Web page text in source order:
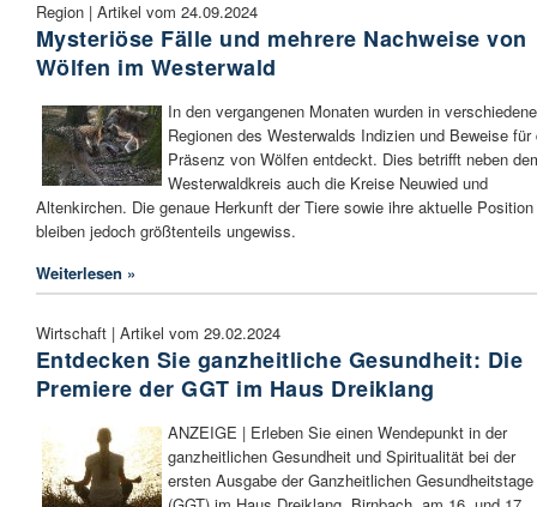
Region | Artikel vom 24.09.2024
Mysteriöse Fälle und mehrere Nachweise von
Wölfen im Westerwald
In den vergangenen Monaten wurden in
Regionen des Westerwalds Indizien und Beweise für
Präsenz von Wölfen entdeckt. Dies betrifft neben
Westerwaldkreis auch die Kreise Neuwied und
Altenkirchen. Die genaue Herkunft der Tiere sowie ihre aktuelle Position
bleiben jedoch größtenteils ungewiss.
Weiterlesen »
Wirtschaft | Artikel vom 29.02.2024
Entdecken Sie ganzheitliche Gesundheit: Die
Premiere der GGT im Haus Dreiklang
ANZEIGE | Erleben Sie einen Wendepunkt in der
ganzheitlichen Gesundheit und Spiritualität bei der
ersten Ausgabe der Ganzheitlichen Gesundheitstage